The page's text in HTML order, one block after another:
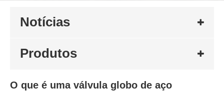
Notícias
Produtos
O que é uma válvula globo de aço